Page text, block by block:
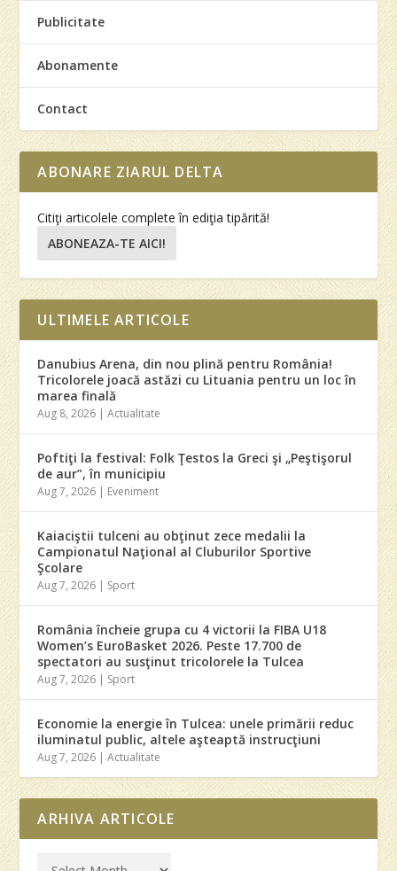
Publicitate
Abonamente
Contact
ABONARE ZIARUL DELTA
Citiţi articolele complete în ediţia tipărită!
ABONEAZA-TE AICI!
ULTIMELE ARTICOLE
Danubius Arena, din nou plină pentru România!
Tricolorele joacă astăzi cu Lituania pentru un loc în
marea finală
Aug 8, 2026 |Actualitate
Poftiţi la festival: Folk Ţestos la Greci şi „Peştişorul
de aur”, în municipiu
Aug 7, 2026 | Eveniment
Kaiaciştii tulceni au obţinut zece medalii la
Campionatul Naţional al Cluburilor Sportive
Şcolare
Aug 7, 2026 | Sport
România încheie grupa cu 4 victorii la FIBA U18
Women’s EuroBasket 2026. Peste 17.700 de
spectatori au susţinut tricolorele la Tulcea
Aug 7, 2026 | Sport
Economie la energie în Tulcea: unele primării reduc
iluminatul public, altele aşteaptă instrucţiuni
Aug 7, 2026 |Actualitate
ARHIVA ARTICOLE